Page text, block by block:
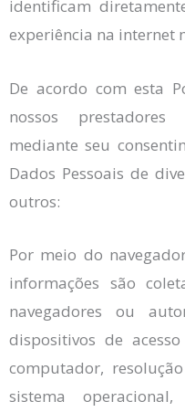
identificam
experiência na internet
De acordo com esta
nossos prestadores
mediante seu
Dados Pessoais de
outros:
Por meio do
informações são
navegadores ou
dispositivos de
computador,
sistema